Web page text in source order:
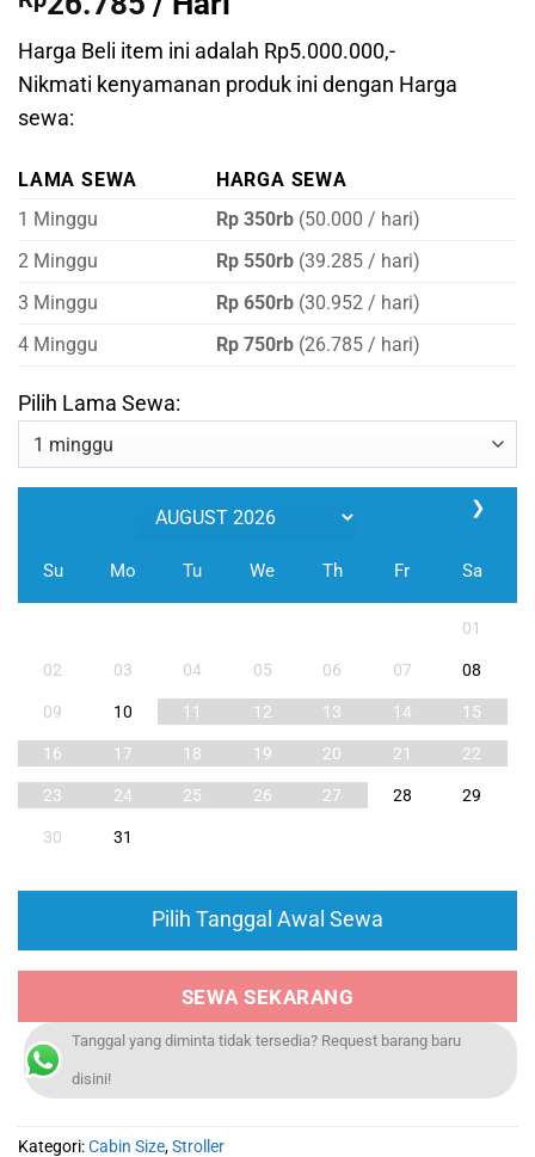
Harga Beli item ini adalah Rp5.000.000,-
Nikmati kenyamanan produk ini dengan Harga
sewa:
LAMA SEWA
HARGA SEWA
1 Minggu
Rp 350rb(50.000 / hari)
2 Minggu
Rp 550rb(39.285 / hari)
3 Minggu
Rp 650rb(30.952 / hari)
4 Minggu
Rp 750rb(26.785 / hari)
Pilih Lama Sewa:
❯
Su Mo Tu We Th Fr Sa
01
02 03 04 05 06 07 08
09 10 11 12 13 14 15
16 17 18 19 20 21 22
23 24 25 26 27 28 29
30 31
Pilih Tanggal Awal Sewa
SEWA SEKARANG
Tanggal yang diminta tidak tersedia? Request barang baru
disini!
Kategori:Cabin Size,Stroller